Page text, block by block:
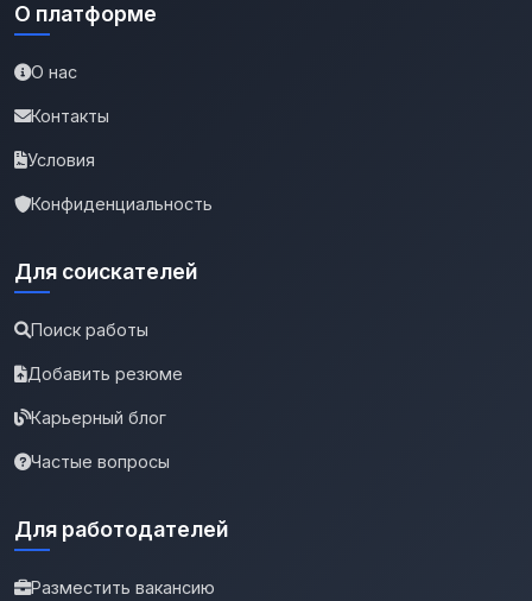
О платформе
О нас
Контакты
Условия
Конфиденциальность
Для соискателей
Поиск работы
Добавить резюме
Карьерный блог
Частые вопросы
Для работодателей
Разместить вакансию